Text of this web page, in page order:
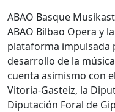
ABAO Basque
ABAO Bilbao Opera y
plataforma impulsada
desarrollo de la
cuenta asimismo con
Vitoria-Gasteiz, la
Diputación Foral de